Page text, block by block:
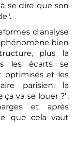
se dire que son
d'analyse
bien
plus la
les écarts se
optimisés et les
parisien, la
va se louer ?",
et après
que cela vaut